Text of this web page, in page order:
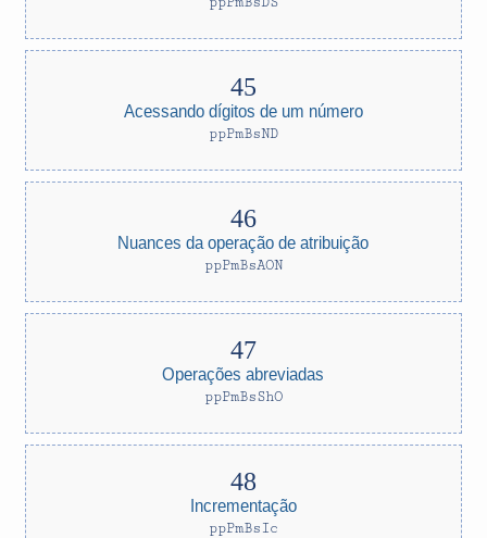
Acessando dígitos de um número
ppPmBsND
Nuances da operação de atribuição
ppPmBsAON
Operações abreviadas
ppPmBsShO
Incrementação
ppPmBsIc